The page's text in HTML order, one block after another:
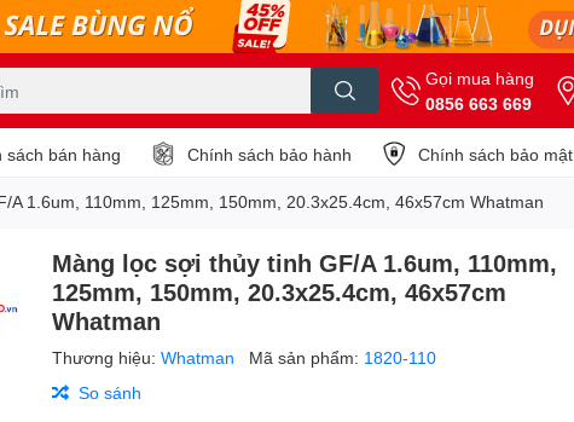
Gọi mua hàng
0856 663 669
sách bán hàng Chính sách bảo hành Chính sách bảo mật
A 1.6um, 110mm, 125mm, 150mm, 20.3x25.4cm, 46x57cm Whatman
Màng lọc sợi thủy tinh GF/A 1.6um, 110mm,
125mm, 150mm, 20.3x25.4cm, 46x57cm
Whatman
Thương hiệu:Whatman Mã sản phẩm: 1820-110
So sánh